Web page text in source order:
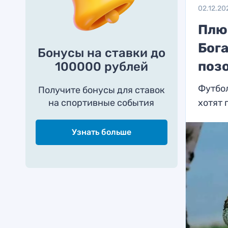
Бонусы на ставки до
100000 рублей
Получите бонусы для ставок
на спортивные события
Узнать больше
хотят